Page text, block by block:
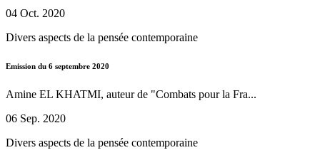
04 Oct. 2020
Divers aspects de la pensée contemporaine
Emission du 6 septembre 2020
Amine EL KHATMI, auteur de "Combats pour la Fra...
06 Sep. 2020
Divers aspects de la pensée contemporaine